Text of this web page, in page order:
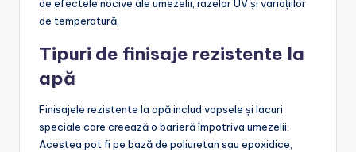
de efectele nocive ale umezelii, razelor UV și variațiilor
de temperatură.
Tipuri de finisaje rezistente la
apă
Finisajele rezistente la apă includ vopsele și lacuri
speciale care creează o barieră împotriva umezelii.
Acestea pot fi pe bază de poliuretan sau epoxidice,